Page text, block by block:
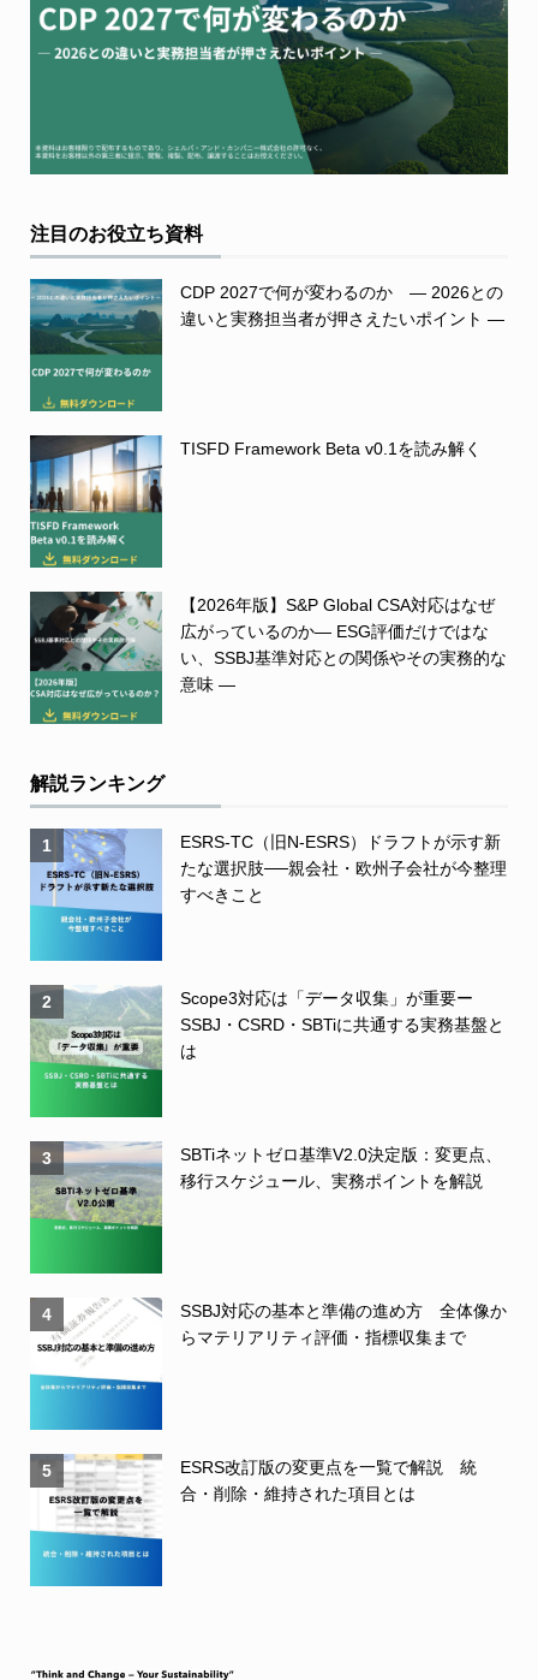
注目のお役立ち資料
CDP 2027で何が変わるのか ― 2026との
違いと実務担当者が押さえたいポイント ―
TISFD Framework Beta v0.1を読み解く
【2026年版】S&P Global CSA対応はなぜ
広がっているのか― ESG評価だけではな
い、SSBJ基準対応との関係やその実務的な
意味 ―
解説ランキング
1
ESRS-TC（旧N-ESRS）ドラフトが示す新
たな選択肢──親会社・欧州子会社が今整理
すべきこと
2
Scope3対応は「データ収集」が重要ー
SSBJ・CSRD・SBTiに共通する実務基盤と
は
3
SBTiネットゼロ基準V2.0決定版：変更点、
移行スケジュール、実務ポイントを解説
4
SSBJ対応の基本と準備の進め方 全体像か
らマテリアリティ評価・指標収集まで
5
ESRS改訂版の変更点を一覧で解説 統
合・削除・維持された項目とは